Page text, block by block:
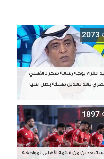
2073
الفراج يوجه رسالة شكر لـ الأهلي
بعد تعديل تهنئة بطل آسيا
1897
من قائمة الأهلي لمواجهة